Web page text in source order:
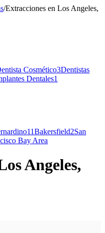
/Extracciones en Los Angeles,
Cosmético3Dentistas
Dentales1
11Bakersfield2San
Bay Area
Angeles,